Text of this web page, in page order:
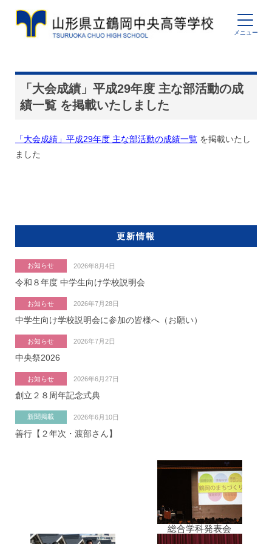
「大会成績」平成29年度 主な部活動の成
績一覧 を掲載いたしました
「大会成績」平成29年度 主な部活動の成績一覧 を掲載いたし
ました
更新情報
お知らせ 2026年8月4日
令和８年度 中学生向け学校説明会
お知らせ 2026年7月28日
中学生向け学校説明会に参加の皆様へ（お願い）
お知らせ 2026年7月2日
中央祭2026
お知らせ 2026年6月27日
創立２８周年記念式典
新聞掲載 2026年6月10日
善行【２年次・渡部さん】
総合学科発表会